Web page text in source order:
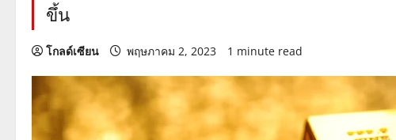
ขึ้น
โกลด์เซียน พฤษภาคม 2, 2023 1 minute read